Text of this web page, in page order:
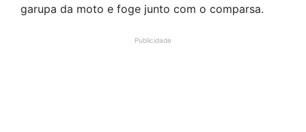
garupa da moto e foge junto com o comparsa.
Publicidade